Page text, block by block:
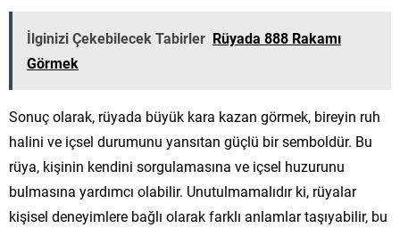
İlginizi Çekebilecek Tabirler Rüyada 888 Rakamı
Görmek
Sonuç olarak, rüyada büyük kara kazan görmek, bireyin ruh
halini ve içsel durumunu yansıtan güçlü bir semboldür. Bu
rüya, kişinin kendini sorgulamasına ve içsel huzurunu
bulmasına yardımcı olabilir. Unutulmamalıdır ki, rüyalar
kişisel deneyimlere bağlı olarak farklı anlamlar taşıyabilir, bu